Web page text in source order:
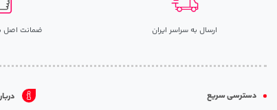
ارسال به سراسر ایران ضمانت اصل
دسترسی سریع